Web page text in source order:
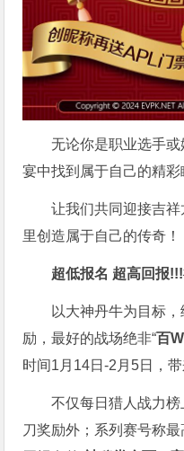
无论你是职业选手
宴中找到属于自己的精彩
让我们共同迎接吉
里创造属于自己的传奇！
超低报名 超高回报!!!
以大神丹牛为目标
励，最好的战场绝非“百
时间1月14日-2月5日，
不仅每日猎人战力
刀奖励外；系列赛号称